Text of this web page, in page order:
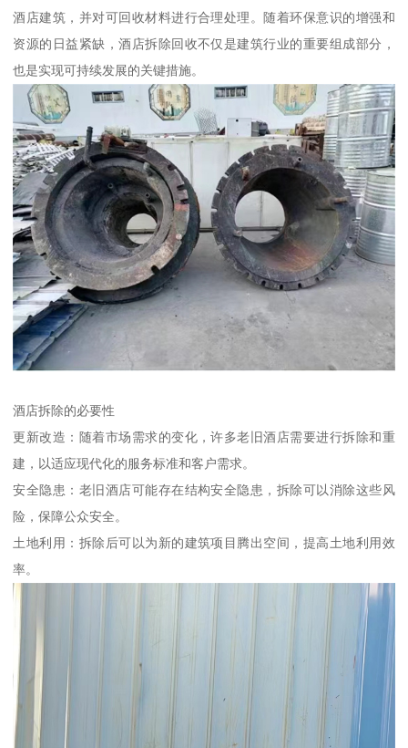
酒店建筑，并对可回收材料进行合理处理。随着环保意识的增强和
资源的日益紧缺，酒店拆除回收不仅是建筑行业的重要组成部分，
也是实现可持续发展的关键措施。
酒店拆除的必要性
更新改造：随着市场需求的变化，许多老旧酒店需要进行拆除和重
建，以适应现代化的服务标准和客户需求。
安全隐患：老旧酒店可能存在结构安全隐患，拆除可以消除这些风
险，保障公众安全。
土地利用：拆除后可以为新的建筑项目腾出空间，提高土地利用效
率。